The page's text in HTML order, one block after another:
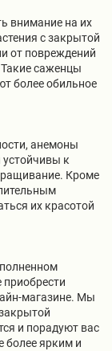
внимание на их
с закрытой
от повреждений
саженцы
более обильное
анемоны
к
Кроме
их красотой
магазине. Мы
и порадуют вас
более ярким и